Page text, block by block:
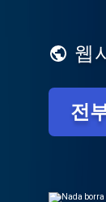
웹
전